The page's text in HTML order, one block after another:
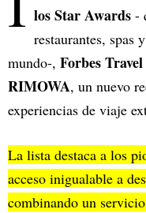
los Star Awards -
restaurantes, spas
mundo-, Forbes
RIMOWA, un nuevo
experiencias de viaje
La lista destaca a los
acceso inigualable a
combinando un